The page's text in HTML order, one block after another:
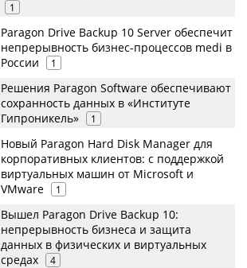
1
Paragon Drive Backup 10 Server обеспечит
непрерывность бизнес-процессов medi в
России
1
Решения Paragon Software обеспечивают
сохранность данных в «Институте
Гипроникель»
1
Новый Paragon Hard Disk Manager для
корпоративных клиентов: с поддержкой
виртуальных машин от Microsoft и
VMware
1
Вышел Paragon Drive Backup 10:
непрерывность бизнеса и защита
данных в физических и виртуальных
средах
4